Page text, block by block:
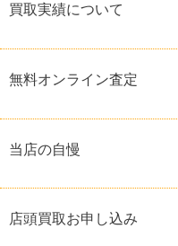
買取実績について
無料オンライン査定
当店の自慢
店頭買取お申し込み